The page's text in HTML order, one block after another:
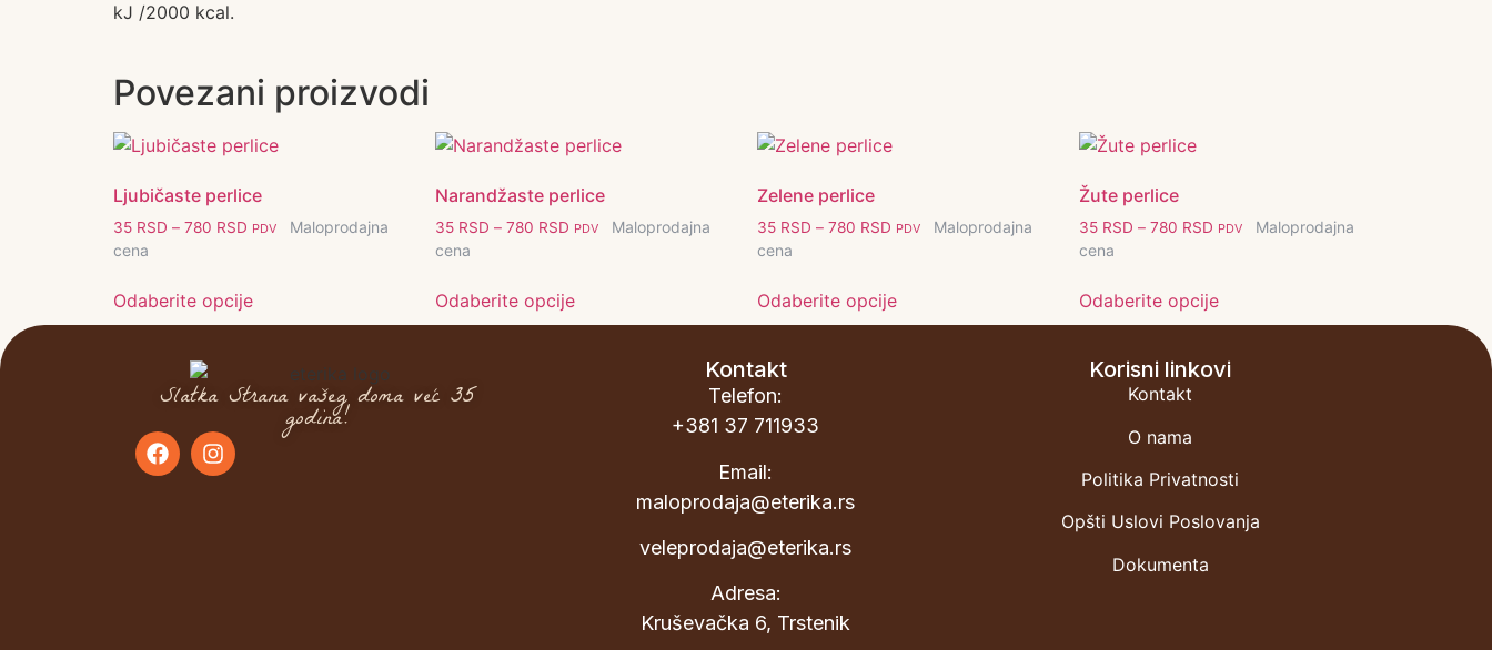
kJ /2000 kcal.
Povezani proizvodi
Ljubičaste perlice
35 RSD – 780 RSD PDV
Maloprodajna
cena
Odaberite opcije
Narandžaste perlice
35 RSD – 780 RSD PDV
Maloprodajna
cena
Odaberite opcije
Zelene perlice
35 RSD – 780 RSD PDV
Maloprodajna
cena
Odaberite opcije
Žute perlice
35 RSD – 780 RSD PDV
Maloprodajna
cena
Odaberite opcije
Slatka Strana vašeg doma već 35
godina!
Kontakt
Telefon:
+381 37 711933
Email:
maloprodaja@eterika.rs
veleprodaja@eterika.rs
Adresa:
Kruševačka 6, Trstenik
Korisni linkovi
Kontakt
O nama
Politika Privatnosti
Opšti Uslovi Poslovanja
Dokumenta